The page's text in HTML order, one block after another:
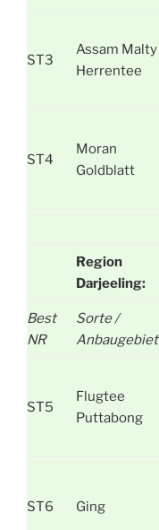
ST3
Assam Malty
Herrentee
ST4
Moran
Goldblatt
Region
Darjeeling:
Best
NR
Sorte /
Anbaugebiet
ST5
Flugtee
Puttabong
ST6 Ging